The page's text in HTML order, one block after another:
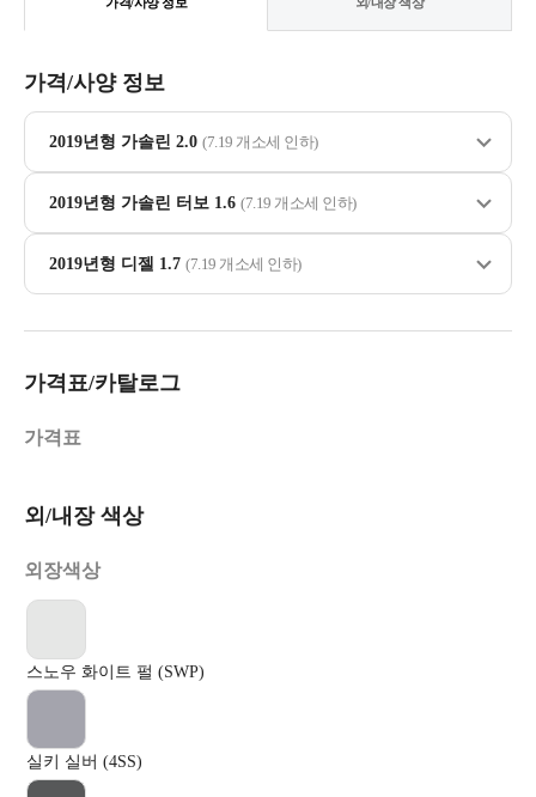
가격/사양 정보
2019년형 가솔린 2.0 (7.19 개소세 인하)
2019년형 가솔린 터보 1.6 (7.19 개소세 인하)
2019년형 디젤 1.7 (7.19 개소세 인하)
가격표/카탈로그
가격표
외/내장 색상
외장색상
스노우 화이트 펄 (SWP)
실키 실버 (4SS)